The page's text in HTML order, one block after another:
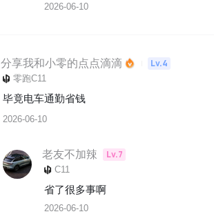
2026-06-10
分享我和小零的点点滴滴 Lv.4
零跑C11
毕竟电车通勤省钱
2026-06-10
老友不加辣 Lv.7
C11
省了很多事啊
2026-06-10